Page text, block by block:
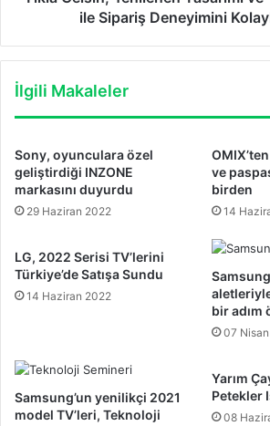
Kolaylaştırıyorile Sipariş Deneyimini
İlgili Makaleler
Sony, oyunculara özel
geliştirdiği INZONE
markasını duyurdu
29 Haziran 2022
ve
birden
14
LG, 2022 Serisi TV’lerini
Türkiye’de Satışa Sundu
14 Haziran 2022
bir adım
07
Samsung’un yenilikçi 2021
model TV’leri, Teknoloji
Yarım
Petekler
08